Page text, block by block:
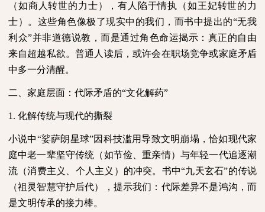
（如商人转世的力士），有人陷于情执（如王妃转世的力
士）。这些角色像极了现实中的我们，而书中提出的“无我
利众”并非道德说教，而是通过角色命运揭示：真正的自由
来自超越私欲。普通人读后，或许会在职场竞争或家庭矛盾
中多一分清醒。
二、家庭层面：代际矛盾的“文化解药”
1. 化解传统与现代的撕裂
小说中“娑萨朗星球”因科技滥用导致文明崩塌，恰如现代家
庭中老一辈坚守传统（如节俭、重亲情）与年轻一代追逐潮
流（消费主义、个人主义）的冲突。书中“九天玄石”的传说
（祖灵智慧守护后代），提示我们：代际差异不是鸿沟，而
是文明传承的接力棒。